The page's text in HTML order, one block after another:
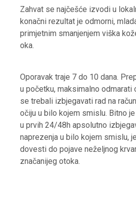
Zahvat se najčešće izvodi u
konačni rezultat je odmorni,
primjetnim smanjenjem viška
oka.
Oporavak traje 7 do 10 dana.
u početku, maksimalno odmarati
se trebali izbjegavati rad na
očiju u bilo kojem smislu. Bitno
u prvih 24/48h apsolutno
naprezenja u bilo kojem smislu,
dovesti do pojave neželjnog
značanijeg otoka.